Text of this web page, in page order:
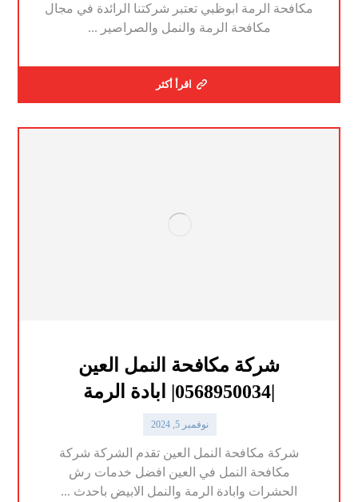
مكافحة الرمة ابوظبي تعتبر شركتنا الرائدة في مجال
مكافحة الرمة والنمل والصراصير ...
اقرأ أكثر
شركة مكافحة النمل العين
نوفمبر 5, 2024
شركة مكافحة النمل العين تقدم الشركة شركة
مكافحة النمل في العين افضل خدمات رش
الحشرات وابادة الرمة والنمل الابيض باحدث ...